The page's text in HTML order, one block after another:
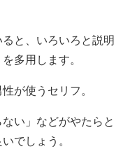
と、いろいろと説明
多用します。
が使うセリフ。
い」などがやたらと
でしょう。